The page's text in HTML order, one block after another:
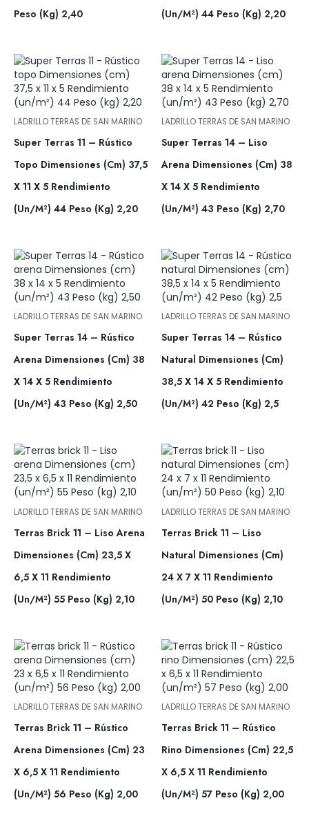
Peso (kg) 2,40
(un/m²) 44 Peso (kg) 2,20
LADRILLO TERRAS DE SAN MARINO
Super Terras 11 – Rústico
Topo Dimensiones (cm) 37,5
X 11 X 5 Rendimiento
(un/m²) 44 Peso (kg) 2,20
LADRILLO TERRAS DE SAN MARINO
Super Terras 14 – Liso
Arena Dimensiones (cm) 38
X 14 X 5 Rendimiento
(un/m²) 43 Peso (kg) 2,70
LADRILLO TERRAS DE SAN MARINO
Super Terras 14 – Rústico
Arena Dimensiones (cm) 38
X 14 X 5 Rendimiento
(un/m²) 43 Peso (kg) 2,50
LADRILLO TERRAS DE SAN MARINO
Super Terras 14 – Rústico
Natural Dimensiones (cm)
38,5 X 14 X 5 Rendimiento
(un/m²) 42 Peso (kg) 2,5
LADRILLO TERRAS DE SAN MARINO
Terras Brick 11 – Liso Arena
Dimensiones (cm) 23,5 X
6,5 X 11 Rendimiento
(un/m²) 55 Peso (kg) 2,10
LADRILLO TERRAS DE SAN MARINO
Terras Brick 11 – Liso
Natural Dimensiones (cm)
24 X 7 X 11 Rendimiento
(un/m²) 50 Peso (kg) 2,10
LADRILLO TERRAS DE SAN MARINO
Terras Brick 11 – Rústico
Arena Dimensiones (cm) 23
X 6,5 X 11 Rendimiento
(un/m²) 56 Peso (kg) 2,00
LADRILLO TERRAS DE SAN MARINO
Terras Brick 11 – Rústico
Rino Dimensiones (cm) 22,5
X 6,5 X 11 Rendimiento
(un/m²) 57 Peso (kg) 2,00